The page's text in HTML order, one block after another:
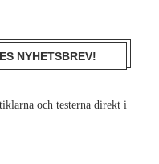
NYHETSBREV!
och testerna direkt i